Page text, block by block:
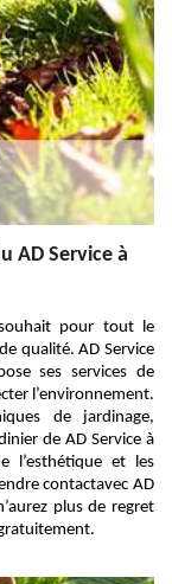
AD Service à
pour tout le
qualité. AD Service
ses services de
l’environnement.
de jardinage,
de AD Service à
l’esthétique et les
contactavec AD
plus de regret